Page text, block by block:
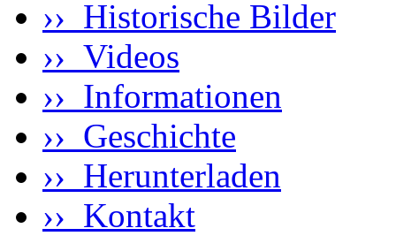
›› Historische Bilder
›› Videos
›› Informationen
›› Geschichte
›› Herunterladen
›› Kontakt